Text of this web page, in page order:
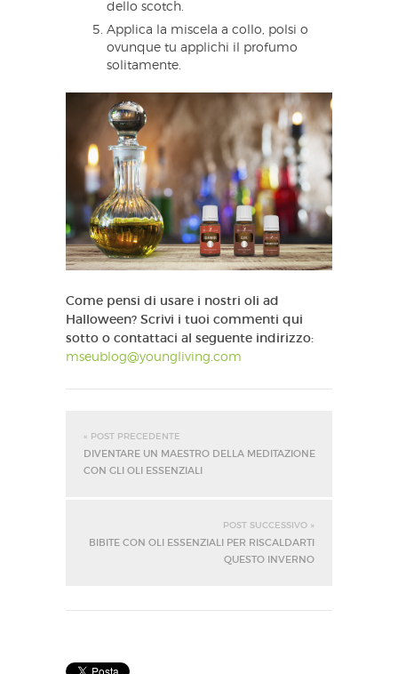
dello scotch.
Applica la miscela a collo, polsi o
ovunque tu applichi il profumo
solitamente.
Come pensi di usare i nostri oli ad
Halloween? Scrivi i tuoi commenti qui
sotto o contattaci al seguente indirizzo:
mseublog@youngliving.com
« POST PRECEDENTE
DIVENTARE UN MAESTRO DELLA MEDITAZIONE
CON GLI OLI ESSENZIALI
POST SUCCESSIVO »
BIBITE CON OLI ESSENZIALI PER RISCALDARTI
QUESTO INVERNO